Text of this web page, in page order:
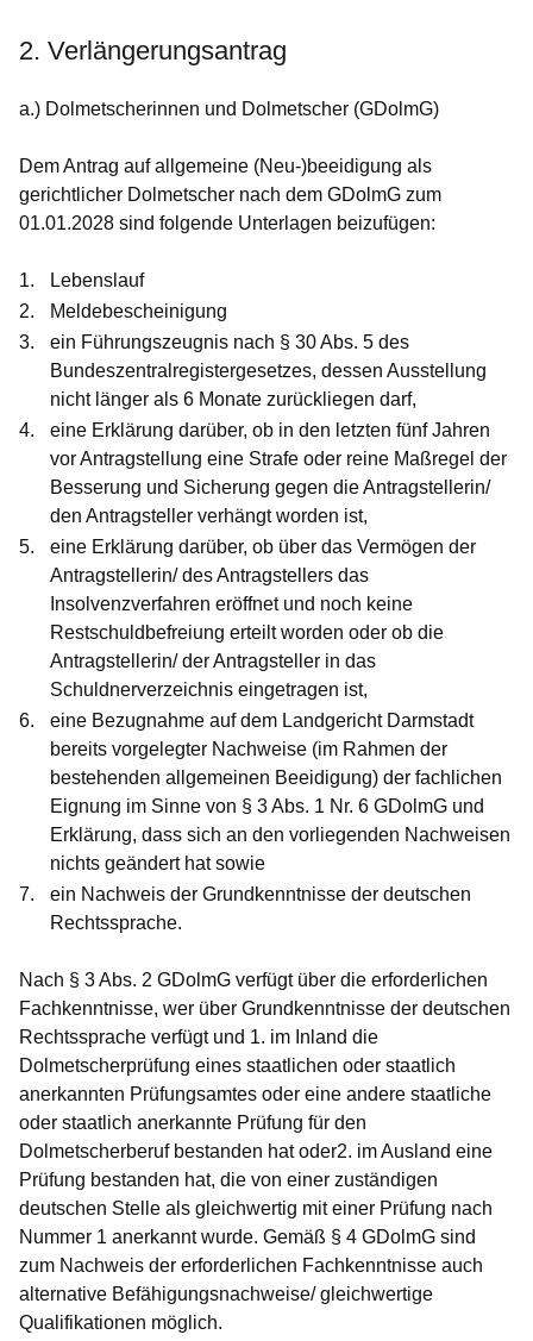
2. Verlängerungsantrag
a.) Dolmetscherinnen und Dolmetscher (GDolmG)
Dem Antrag auf allgemeine (Neu-)beeidigung als
gerichtlicher Dolmetscher nach dem GDolmG zum
01.01.2028 sind folgende Unterlagen beizufügen:
Lebenslauf
Meldebescheinigung
ein Führungszeugnis nach § 30 Abs. 5 des
Bundeszentralregistergesetzes, dessen Ausstellung
nicht länger als 6 Monate zurückliegen darf,
eine Erklärung darüber, ob in den letzten fünf Jahren
vor Antragstellung eine Strafe oder reine Maßregel der
Besserung und Sicherung gegen die Antragstellerin/
den Antragsteller verhängt worden ist,
eine Erklärung darüber, ob über das Vermögen der
Antragstellerin/ des Antragstellers das
Insolvenzverfahren eröffnet und noch keine
Restschuldbefreiung erteilt worden oder ob die
Antragstellerin/ der Antragsteller in das
Schuldnerverzeichnis eingetragen ist,
eine Bezugnahme auf dem Landgericht Darmstadt
bereits vorgelegter Nachweise (im Rahmen der
bestehenden allgemeinen Beeidigung) der fachlichen
Eignung im Sinne von § 3 Abs. 1 Nr. 6 GDolmG und
Erklärung, dass sich an den vorliegenden Nachweisen
nichts geändert hat sowie
ein Nachweis der Grundkenntnisse der deutschen
Rechtssprache.
Nach § 3 Abs. 2 GDolmG verfügt über die erforderlichen
Fachkenntnisse, wer über Grundkenntnisse der deutschen
Rechtssprache verfügt und 1. im Inland die
Dolmetscherprüfung eines staatlichen oder staatlich
anerkannten Prüfungsamtes oder eine andere staatliche
oder staatlich anerkannte Prüfung für den
Dolmetscherberuf bestanden hat oder2. im Ausland eine
Prüfung bestanden hat, die von einer zuständigen
deutschen Stelle als gleichwertig mit einer Prüfung nach
Nummer 1 anerkannt wurde. Gemäß § 4 GDolmG sind
zum Nachweis der erforderlichen Fachkenntnisse auch
alternative Befähigungsnachweise/ gleichwertige
Qualifikationen möglich.